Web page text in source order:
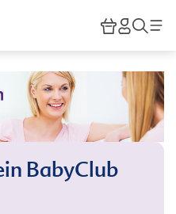
HiPP
BabyClub